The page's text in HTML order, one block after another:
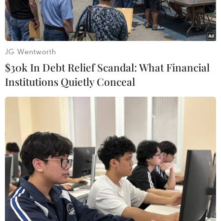
Một điểm qua biên giới giữa Armenia và Azerbaijan. (Nguồn:
Reuters)
Azerbaijan và Armenia đã đạt bước tiến liên
quan đến khu vực biên giới tranh chấp trong
cuộc đàm phán ngày 19/4.
JG Wentworth
$30k In Debt Relief Scandal: What Financial
Institutions Quietly Conceal